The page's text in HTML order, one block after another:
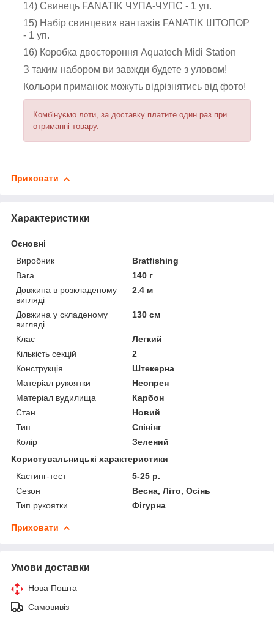
14) Свинець FANATIK ЧУПА-ЧУПС - 1 уп.
15) Набір свинцевих вантажів FANATIK ШТОПОР
- 1 уп.
16) Коробка двостороння Aquatech Midi Station
З таким набором ви завжди будете з уловом!
Кольори приманок можуть відрізнятись від фото!
Комбінуємо лоти, за доставку платите один раз при
отриманні товару.
Приховати
Характеристики
Основні
Виробник
Bratfishing
Вага
140 г
Довжина в розкладеному
вигляді
2.4 м
Довжина у складеному
вигляді
130 см
Клас
Легкий
Кількість секцій
2
Конструкція
Штекерна
Матеріал рукоятки
Неопрен
Матеріал вудилища
Карбон
Стан
Новий
Тип
Спінінг
Колір
Зелений
Користувальницькі характеристики
Кастинг-тест
5-25 р.
Сезон
Весна, Літо, Осінь
Тип рукоятки
Фігурна
Приховати
Умови доставки
Нова Пошта
Самовивіз